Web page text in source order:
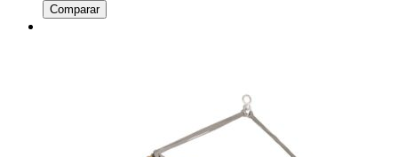
Comparar